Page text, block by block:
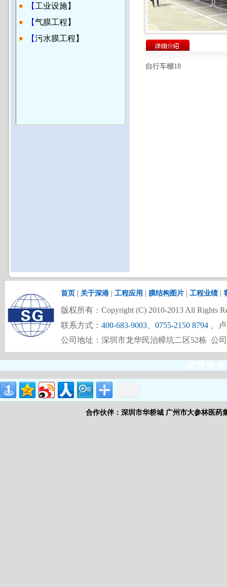
【 工业设施】
【气膜工程】
【污水膜工程】
自行车棚18
首页 关于深港 |工程应用 膜结构图片 |工程业绩|
版权所有：Copyright (C) 2010-2013 All Rights
联系方式：400-683-9003、0755-2150 8794
公司地址：深圳市龙华民治樟坑二区52栋 公
合作伙伴： 深圳市华桥城 广州市大参林医药